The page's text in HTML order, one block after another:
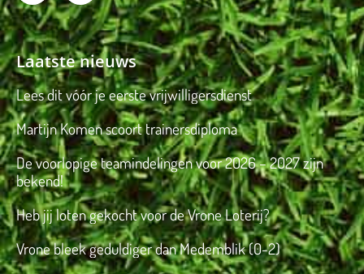
Laatste nieuws
Lees dit vóór je eerste vrijwilligersdienst
Martijn Komen scoort trainersdiploma
De voorlopige teamindelingen voor 2026 – 2027 zijn
bekend!
Heb jij loten gekocht voor de Vrone Loterij?
Vrone bleek geduldiger dan Medemblik (0-2)